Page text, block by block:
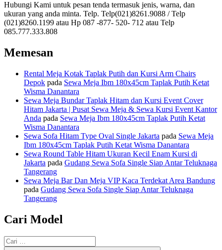
Hubungi Kami untuk pesan tenda termasuk jenis, warna, dan
ukuran yang anda minta. Telp. Telp(021)8261.9088 / Telp
(021)8260.1199 atau Hp 087 -877- 520- 712 atau Telp
085.777.333.808
Memesan
Rental Meja Kotak Taplak Putih dan Kursi Arm Chairs
Depok pada Sewa Meja Ibm 180x45cm Taplak Putih Ketat
Wisma Danantara
Sewa Meja Bundar Taplak Hitam dan Kursi Event Cover
Hitam Jakarta | Pusat Sewa Meja & Sewa Kursi Event Kantor
Anda pada Sewa Meja Ibm 180x45cm Taplak Putih Ketat
Wisma Danantara
Sewa Sofa Hitam Type Oval Single Jakarta pada Sewa Meja
Ibm 180x45cm Taplak Putih Ketat Wisma Danantara
Sewa Round Table Hitam Ukuran Kecil Enam Kursi di
Jakarta pada Gudang Sewa Sofa Single Siap Antar Teluknaga
Tangerang
Sewa Meja Bar Dan Meja VIP Kaca Terdekat Area Bandung
pada Gudang Sewa Sofa Single Siap Antar Teluknaga
Tangerang
Cari Model
Pencarian